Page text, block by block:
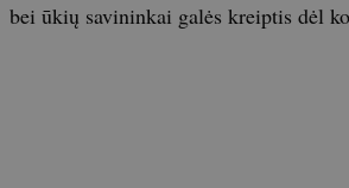
bei ūkių savininkai galės kreiptis dėl